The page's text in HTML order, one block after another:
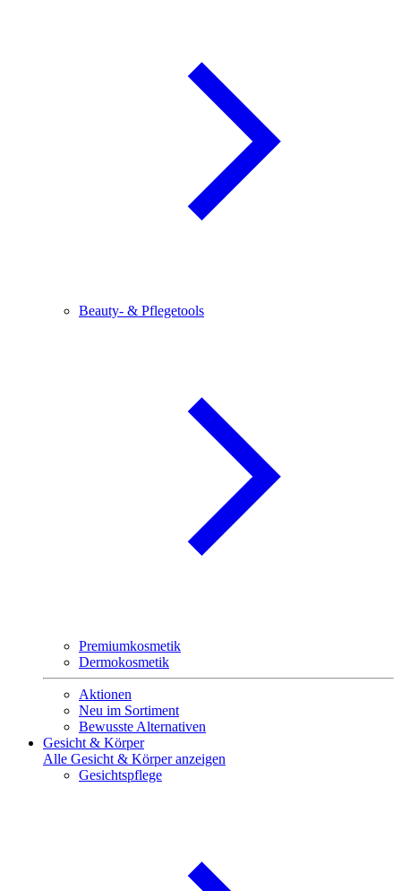
Beauty- & Pflegetools
Premiumkosmetik
Dermokosmetik
Aktionen
Neu im Sortiment
Bewusste Alternativen
Gesicht & Körper
Alle Gesicht & Körper anzeigen
Gesichtspflege